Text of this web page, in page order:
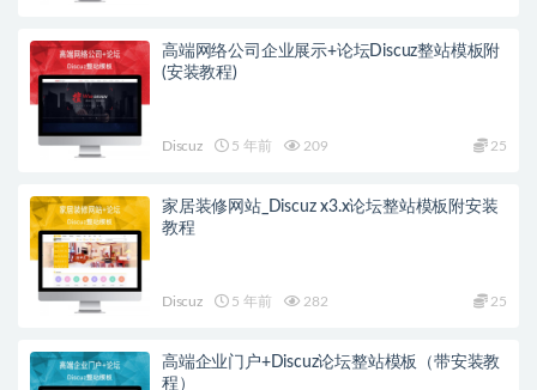
高端网络公司企业展示+论坛Discuz整站模板附
(安装教程)
Discuz 5 年前 209 25
家居装修网站_Discuz x3.x论坛整站模板附安装
教程
Discuz 5 年前 282 25
高端企业门户+Discuz论坛整站模板（带安装教
程）